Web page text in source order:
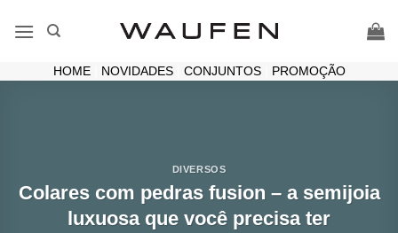
HOME| NOVIDADES| CONJUNTOS| PROMOÇÃO
DIVERSOS
Colares com pedras fusion – a semijoia
luxuosa que você precisa ter